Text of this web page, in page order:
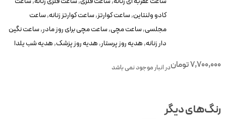
کادو ولنتاین,ساعت کوارتز,ساعت کوارتز زنانه,ساعت
مجلسی,ساعت مچی,ساعت مچی برای روز مادر,ساعت نگین
دار زنانه,هدیه روز پرستار,هدیه روز پزشک,هدیه شب یلدا
توماندر انبار موجود نمی باشد
دیگر